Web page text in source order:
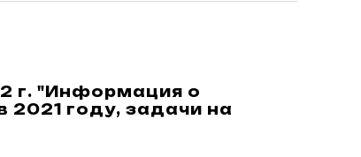
г. "Информация о
2021 году, задачи на